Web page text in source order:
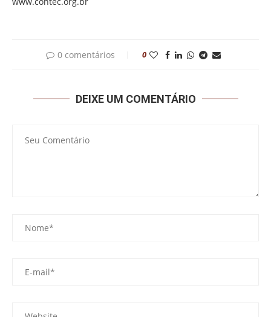
0 comentários 0
DEIXE UM COMENTÁRIO